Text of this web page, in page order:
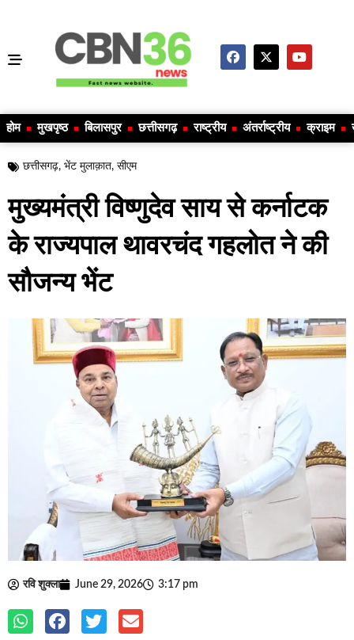
होम मुखपृष्ठ बिलासपुर छत्तीसगढ़ राष्ट्रीय अंतर्राष्ट्रीय क्राइम
छत्तीसगढ़, भेंट मुलाक़ात, सीएम
मुख्यमंत्री विष्णुदेव साय से कर्नाटक
के राज्यपाल थावरचंद गहलोत ने की
सौजन्य भेंट
रवि शुक्ला June 29, 2026 3:17 pm